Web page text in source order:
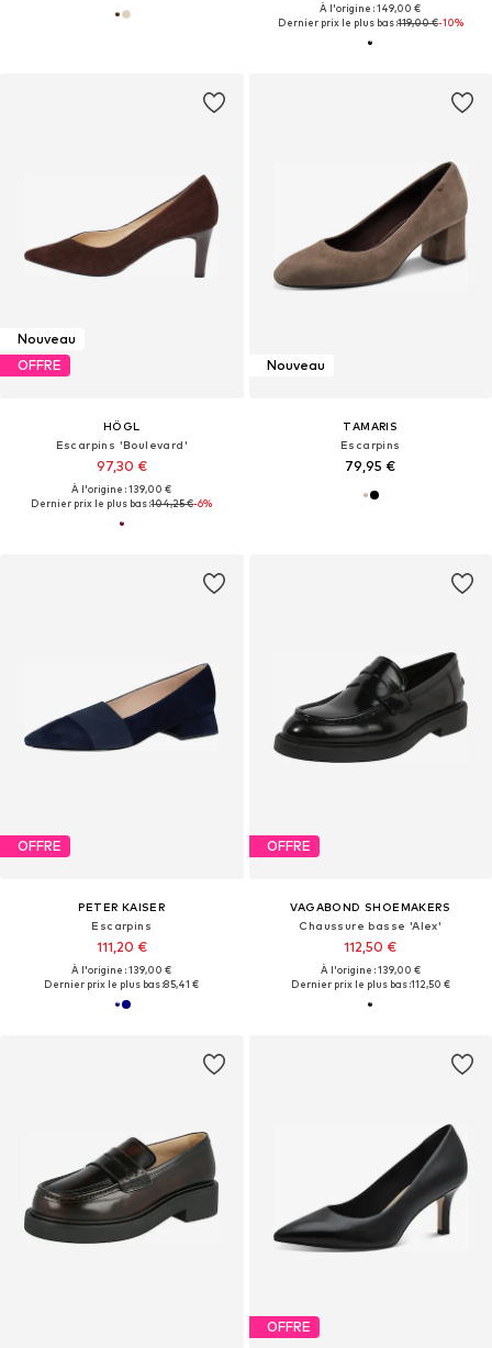
À l'origine : 149,00 €
Dernier prix le plus bas :119,00 €-10%
Nouveau
OFFRE
HÖGL
Escarpins 'Boulevard'
97,30 €
À l'origine : 139,00 €
Dernier prix le plus bas :104,25 €-6%
Nouveau
TAMARIS
Escarpins
79,95 €
OFFRE
PETER KAISER
Escarpins
111,20 €
À l'origine : 139,00 €
Dernier prix le plus bas :85,41 €
OFFRE
VAGABOND SHOEMAKERS
Chaussure basse 'Alex'
112,50 €
À l'origine : 139,00 €
Dernier prix le plus bas :112,50 €
OFFRE